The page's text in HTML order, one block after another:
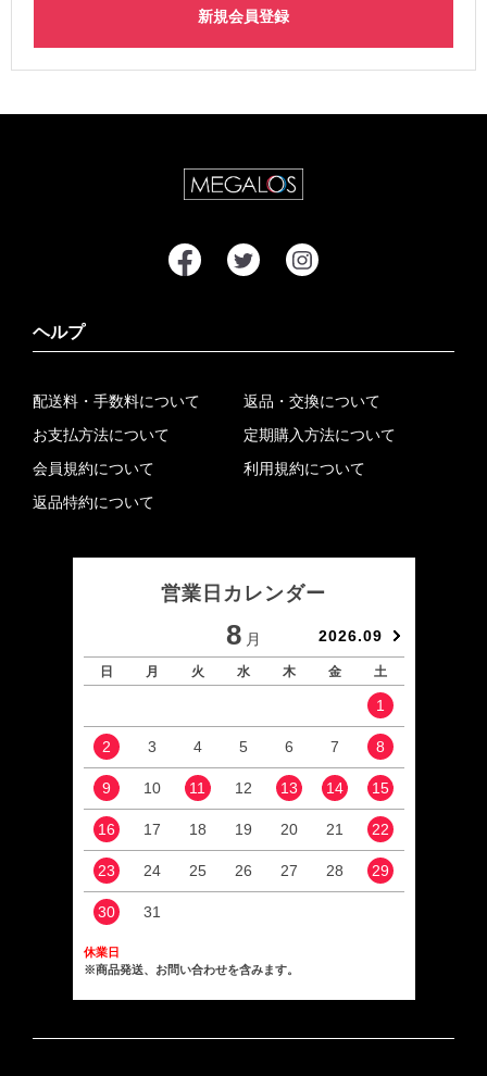
ヘルプ
配送料・手数料について
お支払方法について
会員規約について
返品特約について
返品・交換について
定期購入方法について
利用規約について
営業日カレンダー
8 月 2026.09
日 月 火 水 木 金 土
1
2 3 4 5 6 7 8
9 10 11 12 13 14 15
16 17 18 19 20 21 22
23 24 25 26 27 28 29
30 31
休業日
※商品発送、お問い合わせを含みます。